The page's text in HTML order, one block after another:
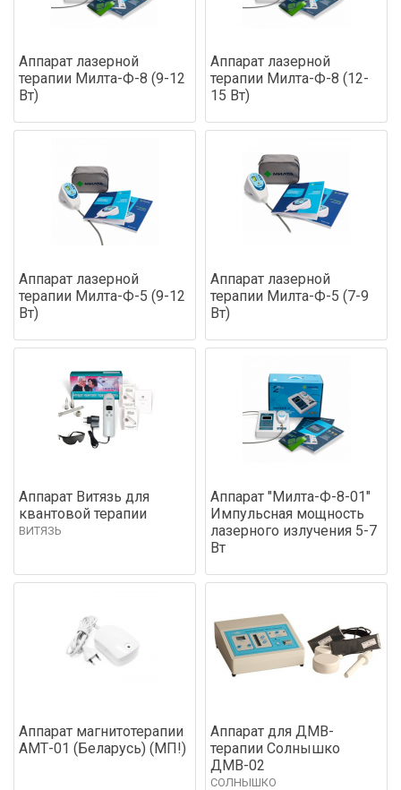
Аппарат лазерной
терапии Милта-Ф-8 (9-12
Вт)
Аппарат лазерной
терапии Милта-Ф-8 (12-
15 Вт)
Аппарат лазерной
терапии Милта-Ф-5 (9-12
Вт)
Аппарат лазерной
терапии Милта-Ф-5 (7-9
Вт)
Аппарат Витязь для
квантовой терапии
ВИТЯЗЬ
Аппарат "Милта-Ф-8-01"
Импульсная мощность
лазерного излучения 5-7
Вт
Аппарат магнитотерапии
АМТ-01 (Беларусь) (МП!)
Аппарат для ДМВ-
терапии Солнышко
ДМВ-02
СОЛНЫШКО